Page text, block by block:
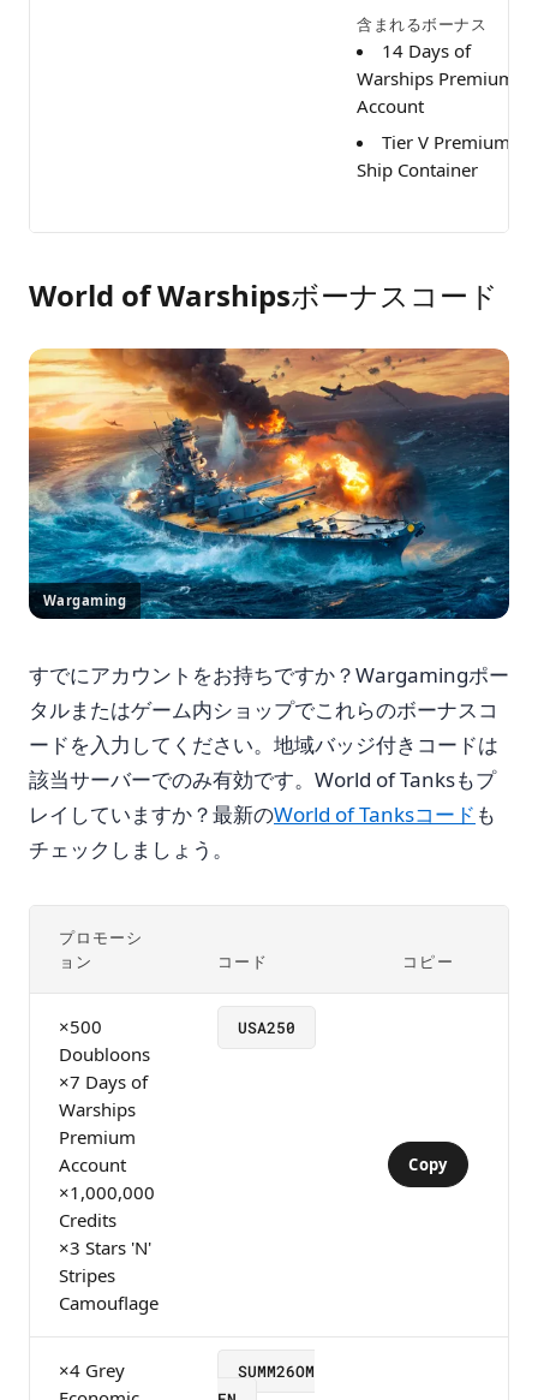
含まれるボーナス
14 Days of
Warships Premium
Account
Tier V Premium
Ship Container
World of Warshipsボーナスコード
Wargaming
すでにアカウントをお持ちですか？Wargamingポー
タルまたはゲーム内ショップでこれらのボーナスコ
ードを入力してください。地域バッジ付きコードは
該当サーバーでのみ有効です。World of Tanksもプ
レイしていますか？最新のWorld of Tanksコード も
チェックしましょう。
プロモーシ
ョン
コード コピー
×500
Doubloons
×7 Days of
Warships
Premium
Account
×1,000,000
Credits
×3 Stars 'N'
Stripes
Camouflage
USA250
Copy
×4 Grey
SUMM26OM